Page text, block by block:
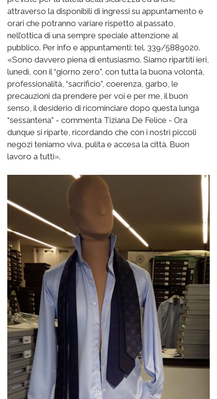
attraverso la disponibili di ingressi su appuntamento e
orari che potranno variare rispetto al passato,
nell’ottica di una sempre speciale attenzione al
pubblico. Per info e appuntamenti: tel. 339/5889020.
«Sono davvero piena di entusiasmo. Siamo ripartiti ieri,
lunedì, con il “giorno zero”, con tutta la buona volontà,
professionalità, “sacrificio”, coerenza, garbo, le
precauzioni da prendere per voi e per me, il buon
senso, il desiderio di ricominciare dopo questa lunga
“sessantena” - commenta Tiziana De Felice - Ora
dunque si riparte, ricordando che con i nostri piccoli
negozi teniamo viva, pulita e accesa la città. Buon
lavoro a tutti».